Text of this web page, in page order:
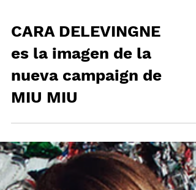
CARA DELEVINGNE
es la imagen de la
nueva campaign de
MIU MIU